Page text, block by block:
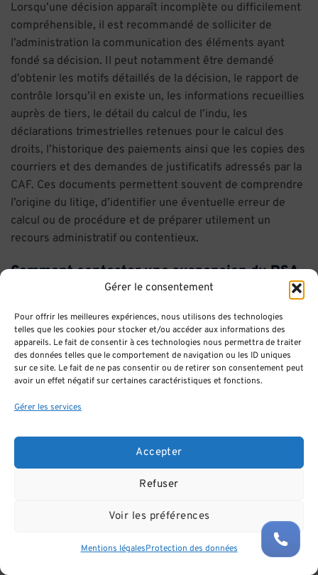
Gérer le consentement
Pour offrir les meilleures expériences, nous utilisons des technologies
telles que les cookies pour stocker et/ou accéder aux informations des
appareils. Le fait de consentir à ces technologies nous permettra de traiter
des données telles que le comportement de navigation ou les ID uniques
sur ce site. Le fait de ne pas consentir ou de retirer son consentement peut
avoir un effet négatif sur certaines caractéristiques et fonctions.
Gérer les services
Accepter
Refuser
Voir les préférences
Mentions légalesProtection des données
Lorsqu’une décision apparaît incomplète ou difficilement
compréhensible, il est recommandé de solliciter de
l’administration la communication des éléments ayant
fondé sa décision. Il peut notamment être demandé
d’obtenir les motifs détaillés de la décision, le rapport de
contrôle lorsqu’il en existe un, les informations recueillies
auprès de tiers, le détail du calcul de l’indu, les
déclarations trimestrielles retenues pour le calcul des
droits, l’historique des paiements ainsi que les copies des
courriers et des demandes de justificatifs adressés par la
CAF. Ces documents permettent souvent de comprendre
l’origine du litige, d’identifier une éventuelle erreur de
calcul ou de procédure et de préparer utilement un
recours administratif ou contentieux.
Comment contester une suspension du RSA
La première étape consiste à identifier avec précision la
décision contestée. En effet, plusieurs mesures peuvent
affecter les droits d’un bénéficiaire du RSA sans qu’elles
obéissent aux mêmes règles ni aux mêmes voies de
recours. Il convient donc d’examiner attentivement les
notifications reçues, les courriers de la CAF, les échanges
dans l’espace personnel de l’allocataire afin de déterminer
s’il s’agit d’une simple demande de justificatifs, d’une
interruption provisoire du versement de l’allocation, d’une
sanction liée au non-respect des obligations d’insertion,
d’une décision de récupération d’un indu ou encore d’un
rejet d’une déclaration trimestrielle de ressources.